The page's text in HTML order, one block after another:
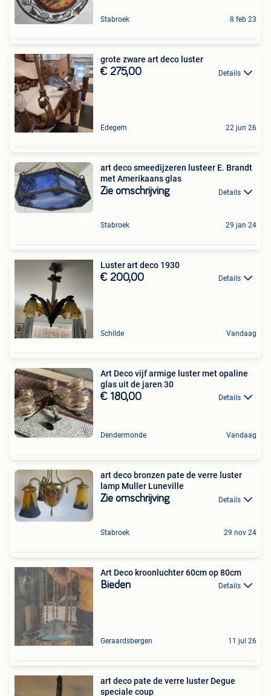
Stabroek 8 feb 23
grote zware art deco luster
€ 275,00 Details
Edegem 22 jun 26
art deco smeedijzeren lusteer E. Brandt
met Amerikaans glas
Zie omschrijving Details
Stabroek 29 jan 24
Luster art deco 1930
€ 200,00 Details
Schilde Vandaag
Art Deco vijf armige luster met opaline
glas uit de jaren 30
€ 180,00 Details
Dendermonde Vandaag
art deco bronzen pate de verre luster
lamp Muller Luneville
Zie omschrijving Details
Stabroek 29 nov 24
Art Deco kroonluchter 60cm op 80cm
Bieden Details
Geraardsbergen 11 jul 26
art deco pate de verre luster Degue
speciale coup